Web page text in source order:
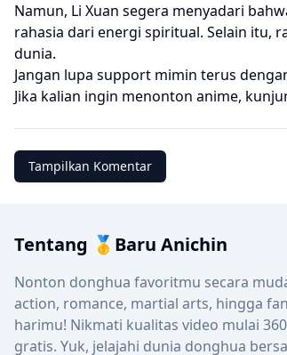
Namun, Li Xuan segera menyadari
rahasia dari energi spiritual. Selain itu,
dunia.
Jangan lupa support mimin terus
Jika kalian ingin menonton anime,
Tampilkan Komentar
Tentang 🥇Baru Anichin
Nonton donghua favoritmu secara
action, romance, martial arts, hingga
harimu! Nikmati kualitas video mulai
gratis. Yuk, jelajahi dunia donghua